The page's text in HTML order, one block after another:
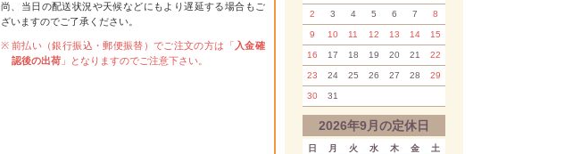
尚、当日の配送状況や天候などにもより遅延する場合もご
ざいますのでご了承ください。
前払い（銀行振込・郵便振替）でご注文の方は「 入金確
認後の出荷 」となりますのでご注意下さい。
2 3 4 5 6 7 8
9 10 11 12 13 14 15
16 17 18 19 20 21 22
23 24 25 26 27 28 29
30 31
2026年9月の定休日
日 月 火 水 木 金 土